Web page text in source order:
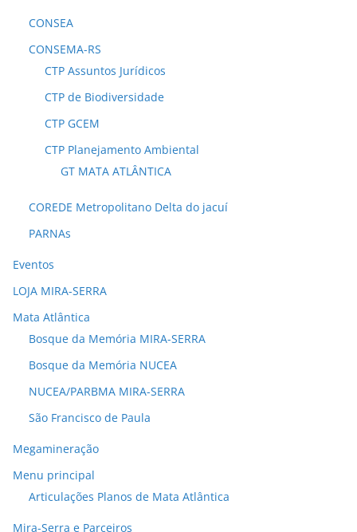
CONSEA
CONSEMA-RS
CTP Assuntos Jurídicos
CTP de Biodiversidade
CTP GCEM
CTP Planejamento Ambiental
GT MATA ATLÂNTICA
COREDE Metropolitano Delta do jacuí
PARNAs
Eventos
LOJA MIRA-SERRA
Mata Atlântica
Bosque da Memória MIRA-SERRA
Bosque da Memória NUCEA
NUCEA/PARBMA MIRA-SERRA
São Francisco de Paula
Megamineração
Menu principal
Articulações Planos de Mata Atlântica
Mira-Serra e Parceiros